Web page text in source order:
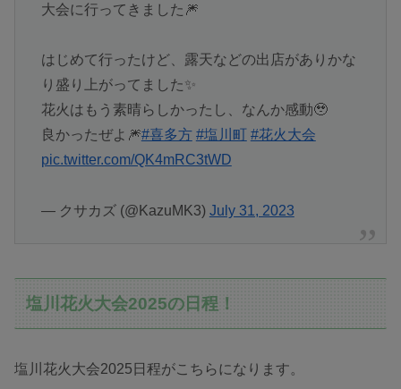
大会に行ってきました🎆
はじめて行ったけど、露天などの出店がありかな
り盛り上がってました✨
花火はもう素晴らしかったし、なんか感動🥹
良かったぜよ🎆#喜多方 #塩川町 #花火大会
pic.twitter.com/QK4mRC3tWD
— クサカズ (@KazuMK3) July 31, 2023
塩川花火大会2025の日程！
塩川花火大会2025日程がこちらになります。